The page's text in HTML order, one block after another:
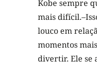
Kobe sempre
mais
louco em
momentos
divertir. Ele se